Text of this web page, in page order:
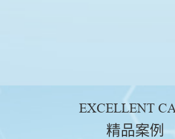
EXCELLENT
精品案例